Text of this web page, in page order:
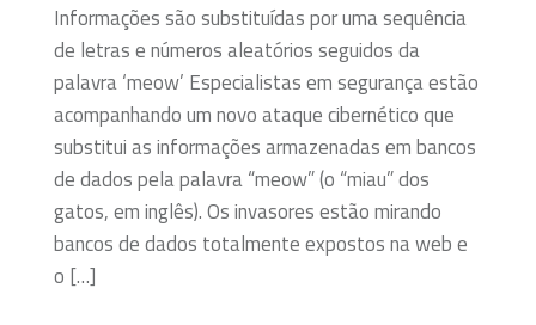
Informações são substituídas por uma sequência
de letras e números aleatórios seguidos da
palavra ‘meow’ Especialistas em segurança estão
acompanhando um novo ataque cibernético que
substitui as informações armazenadas em bancos
de dados pela palavra “meow” (o “miau” dos
gatos, em inglês). Os invasores estão mirando
bancos de dados totalmente expostos na web e
o […]